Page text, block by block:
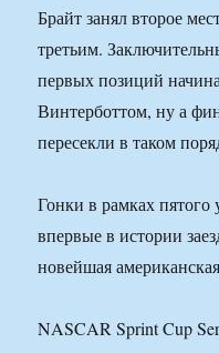
Брайт занял второе
третьим.
первых позиций
Винтерботтом, ну а
пересекли в таком
Гонки в рамках пятого
впервые в истории
новейшая
NASCAR Sprint Cup